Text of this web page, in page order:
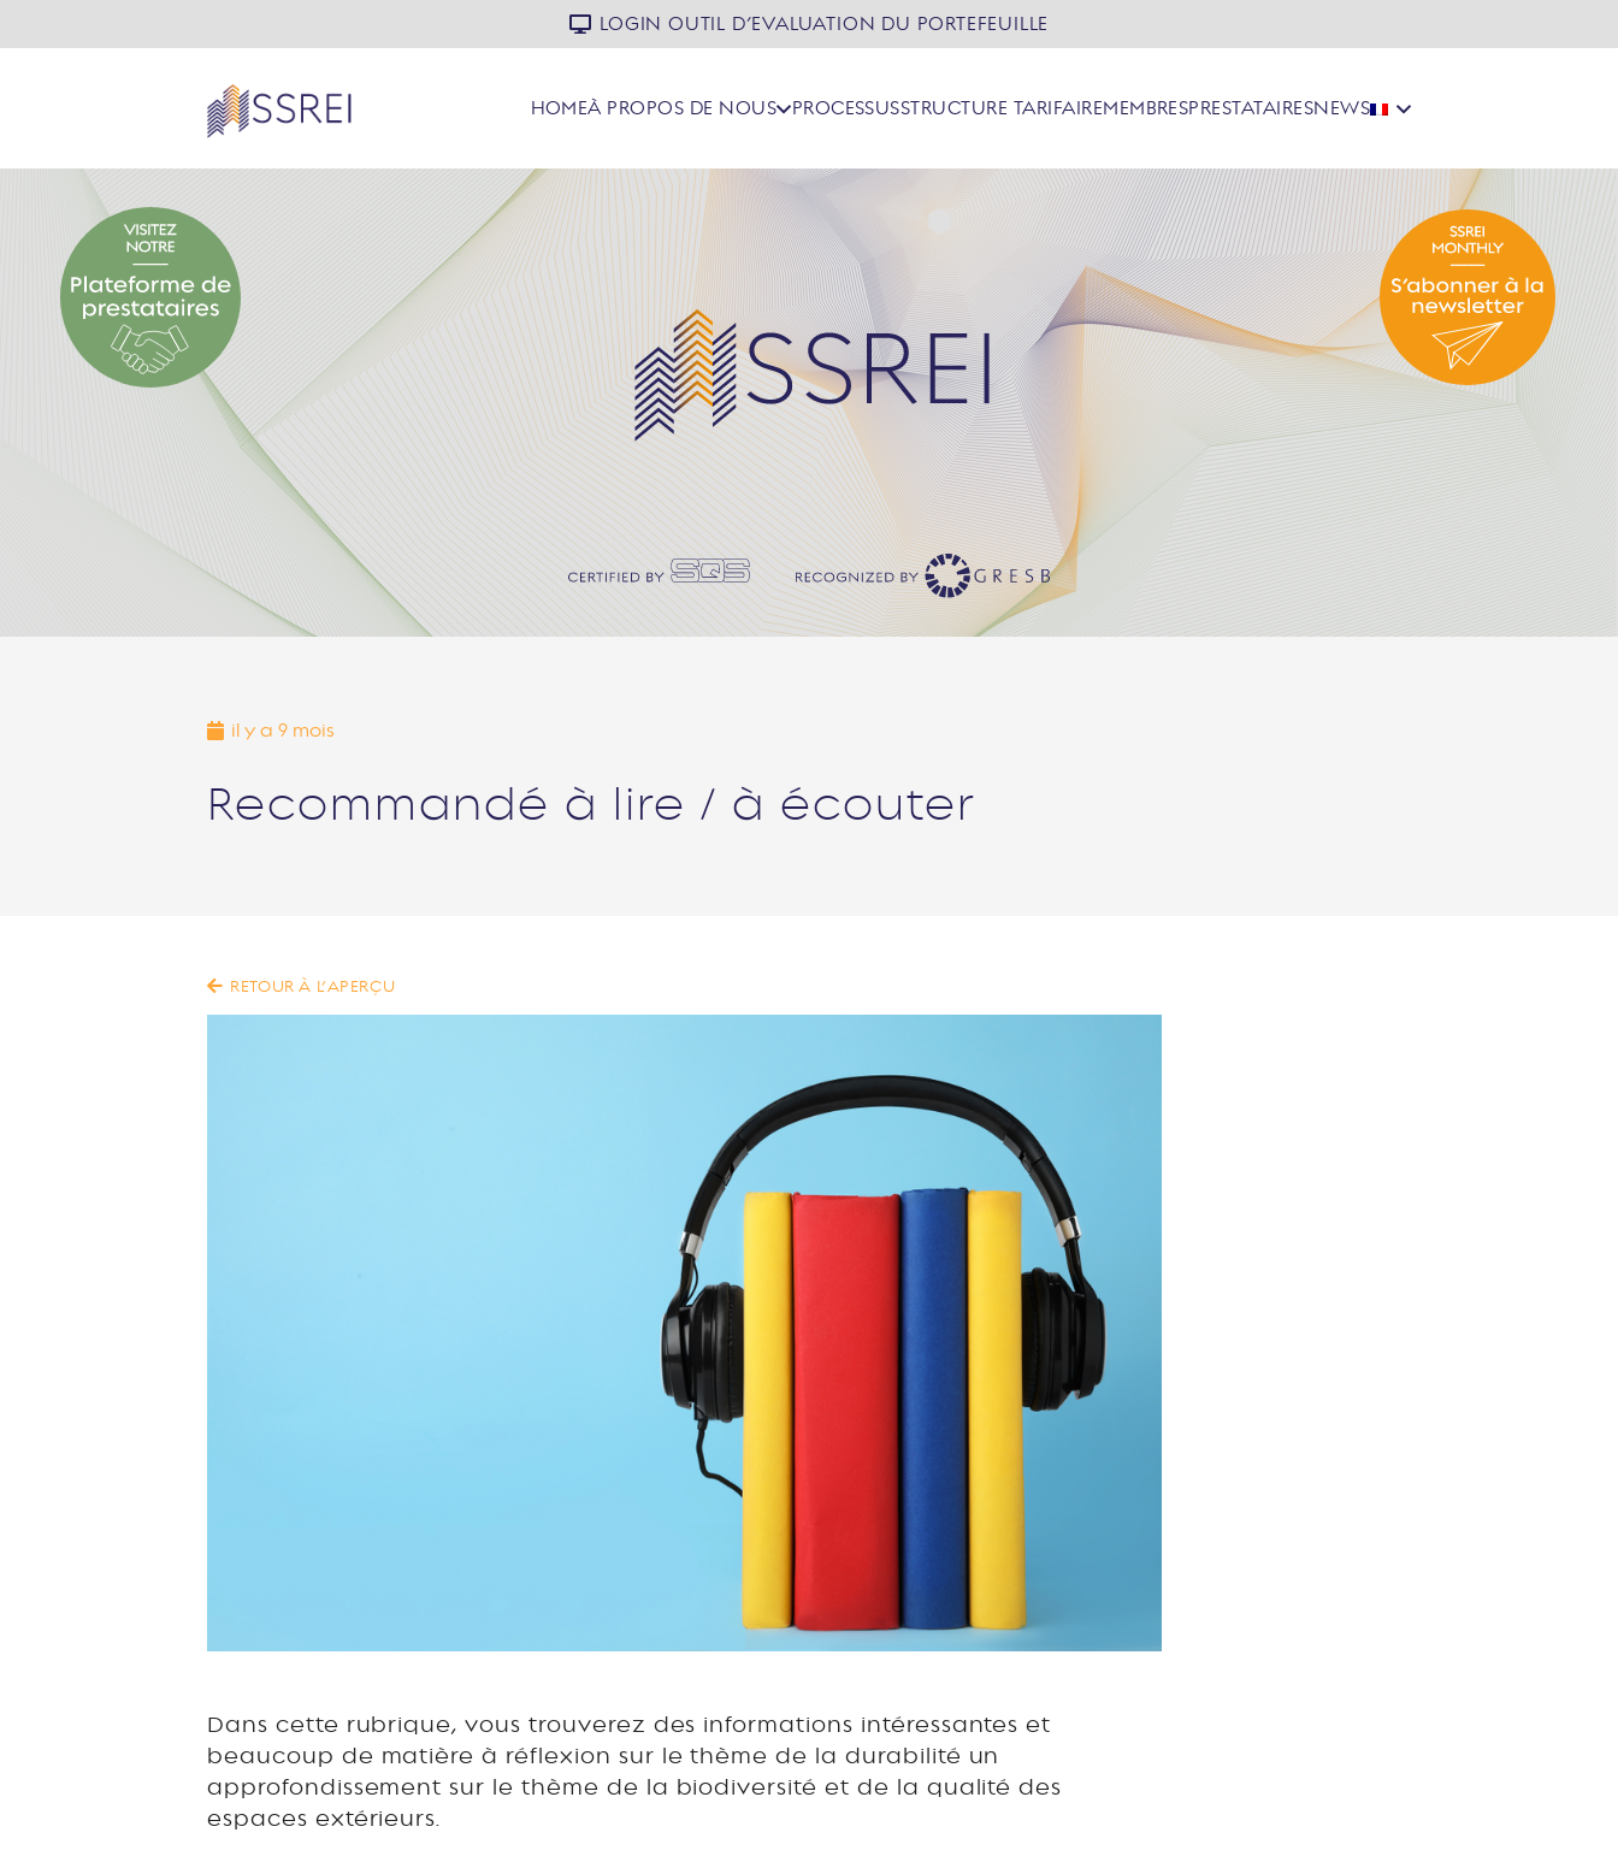
LOGIN OUTIL D’EVALUATION DU PORTEFEUILLE
HOMEÀ PROPOS DE NOUS PROCESSUSSTRUCTURE TARIFAIREMEMBRESPRESTATAIRESNEWS
il y a 9 mois
Recommandé à lire / à écouter
RETOUR À L’APERÇU
Dans cette rubrique, vous trouverez des informations intéressantes et
beaucoup de matière à réflexion sur le thème de la durabilité un
approfondissement sur le thème de la biodiversité et de la qualité des
espaces extérieurs.